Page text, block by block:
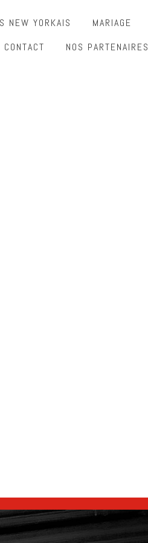
NEW YORKAIS MARIAGE
CONTACT NOS PARTENAIRES